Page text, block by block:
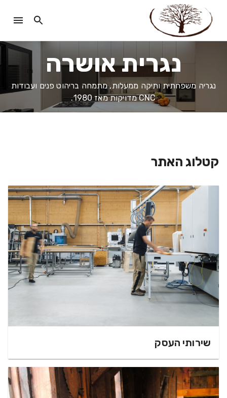
נגרית אושרה
נגריה משפחתית ותיקה ממעלות, מתמחה בריהוט פנים ועבודות
CNC מדויקות מאז 1980.
קטלוג האתר
שירותי העסק